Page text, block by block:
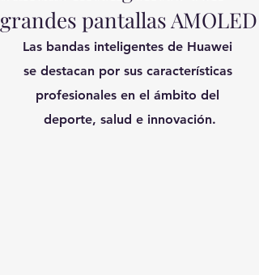
grandes pantallas AMOLED
Las bandas inteligentes de Huawei
se destacan por sus características
profesionales en el ámbito del
deporte, salud e innovación.